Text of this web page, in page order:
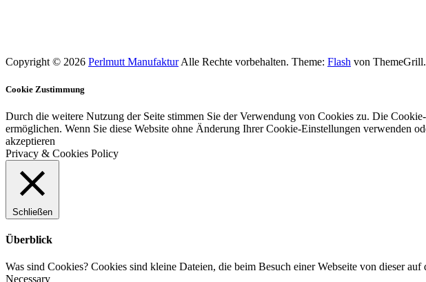
Copyright © 2026 Perlmutt ManufakturAlle Rechte vorbehalten. Theme: Flash von
Cookie Zustimmung
Durch die weitere Nutzung der Seite stimmen Sie der Verwendung von Cookies zu. Die
ermöglichen. Wenn Sie diese Website ohne Änderung Ihrer Cookie-Einstellungen verwenden
akzeptieren
Privacy & Cookies Policy
Schließen
Überblick
Was sind Cookies? Cookies sind kleine Dateien, die beim Besuch einer Webseite von dieser
Necessary